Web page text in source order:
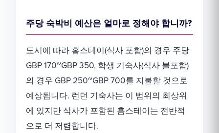
주당 숙박비 예산은 얼마로 정해야 합니까?
도시에 따라 홈스테이(식사 포함)의 경우 주당
GBP 170~GBP 350, 학생 기숙사(식사 불포함)
의 경우 GBP 250~GBP 700를 지불할 것으로
예상됩니다. 런던 기숙사는 이 범위의 최상위
에 있지만 식사가 포함된 홈스테이는 전반적
으로 더 저렴합니다.